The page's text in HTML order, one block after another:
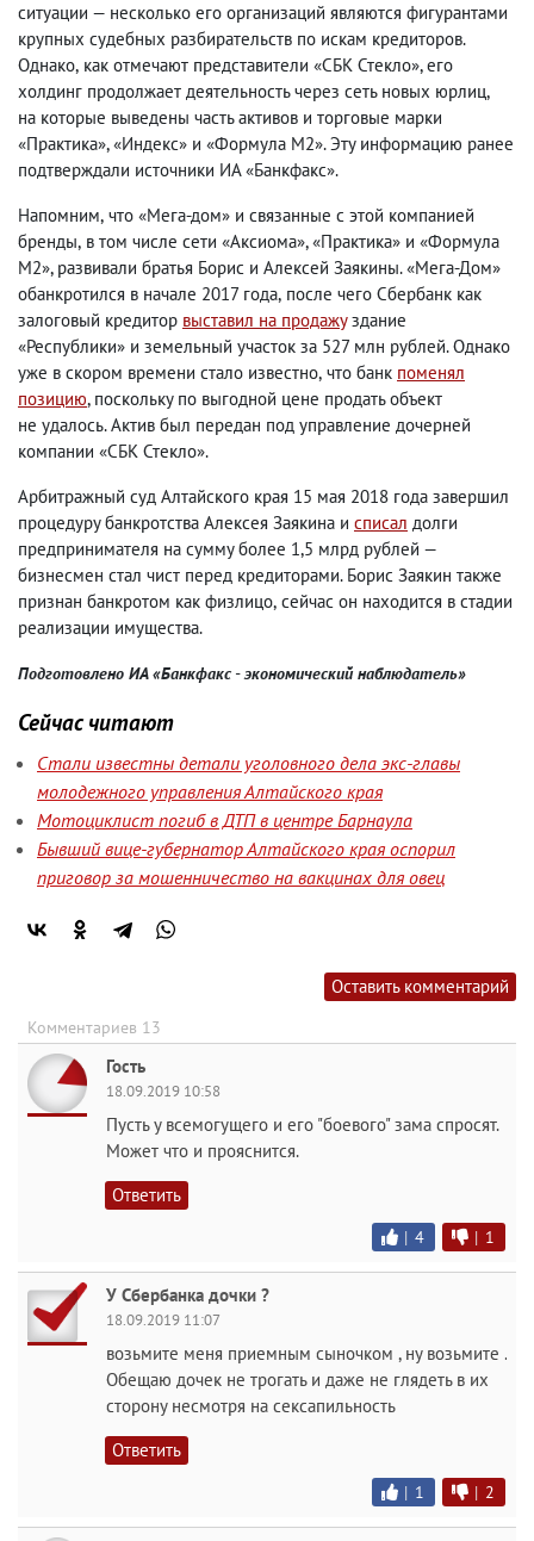
ситуации — несколько его организаций являются фигурантами
крупных судебных разбирательств по искам кредиторов.
Однако, как отмечают представители «СБК Стекло», его
холдинг продолжает деятельность через сеть новых юрлиц,
на которые выведены часть активов и торговые марки
«Практика», «Индекс» и «Формула М2». Эту информацию ранее
подтверждали источники ИА «Банкфакс».
Напомним, что «Мега-дом» и связанные с этой компанией
бренды, в том числе сети «Аксиома», «Практика» и «Формула
М2», развивали братья Борис и Алексей Заякины. «Мега-Дом»
обанкротился в начале 2017 года, после чего Сбербанк как
залоговый кредитор выставил на продажуздание
«Республики» и земельный участок за 527 млн рублей. Однако
уже в скором времени стало известно, что банк поменял
позицию, поскольку по выгодной цене продать объект
не удалось. Актив был передан под управление дочерней
компании «СБК Стекло».
Арбитражный суд Алтайского края 15 мая 2018 года завершил
процедуру банкротства Алексея Заякина и списал долги
предпринимателя на сумму более 1,5 млрд рублей —
бизнесмен стал чист перед кредиторами. Борис Заякин также
признан банкротом как физлицо, сейчас он находится в стадии
реализации имущества.
Подготовлено ИА«Банкфакс - экономический наблюдатель»
Сейчас читают
Стали известны детали уголовного дела экс-главы
молодежного управления Алтайского края
Мотоциклист погиб в ДТП в центре Барнаула
Бывший вице-губернатор Алтайского края оспорил
приговор за мошенничество на вакцинах для овец
Оставить комментарий
Комментариев 13
Гость
18.09.2019 10:58
Пусть у всемогущего и его "боевого" зама спросят.
Может что и прояснится.
Ответить
| 4 | 1
У Сбербанка дочки ?
18.09.2019 11:07
возьмите меня приемным сыночком , ну возьмите .
Обещаю дочек не трогать и даже не глядеть в их
сторону несмотря на сексапильность
Ответить
| 1 | 2